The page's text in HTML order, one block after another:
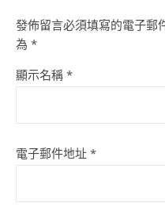
發佈留言必須填寫的電子郵
為 *
顯示名稱 *
電子郵件地址 *